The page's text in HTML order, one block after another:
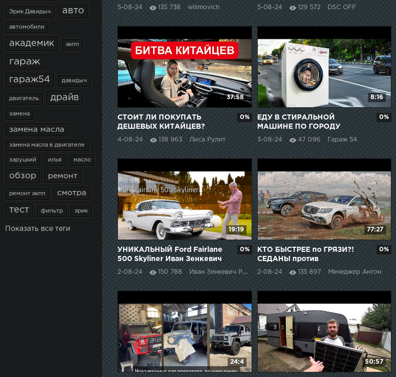
Эрик Давидыч авто
автомобили
академик акпп
гараж
гараж54 давидыч
двигатель драйв
замена
замена масла
замена масла в двигателе
заруцкий илья масло
обзор ремонт
ремонт акпп смотра
тест фильтр эрик
Показать все теги
the Swamp?
5-08-24 135 738 wilimovich 5-08-24 129 572 DSC OFF
37:58
СТОИТ ЛИ ПОКУПАТЬ
ДЕШЕВЫХ КИТАЙЦЕВ?
4-08-24 138 963 Лиса Рулит
0%
8:16
ЕДУ В СТИРАЛЬНОЙ
МАШИНЕ ПО ГОРОДУ
3-08-24 47 096 Гараж 54
0%
19:19
УНИКАЛЬНЫЙ Ford Fairlane
500 Skyliner Иван Зенкевич
2-08-24 150 788 Иван Зенкевич PRO автомобили
0%
77:27
КТО БЫСТРЕЕ по ГРЯЗИ?!
СЕДАНЫ против
ВНЕДОРОЖНИКОВ!
2-08-24 135 897 Менеджер Антон
0%
24:4 50:57